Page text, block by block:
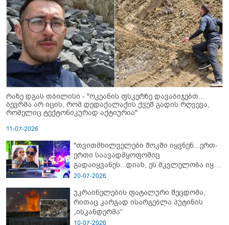
რაზე დგას თბილისი - "ოკეანის ფსკერზე დავაბიჯებთ...
ბევრმა არ იცის, რომ დედაქალაქის ქვეშ გადის რღვევა,
რომელიც ტექტონიკურად აქტიურია"
11-07-2026
"თვითმხილველები შოკში იყვნენ...ერთ-
ერთი საავადმყოფოშიც
გადაიყვანეს...დიახ, ეს მკვლელობა იყო"
- გორში დატრიალებული ტრაგედიის
20-07-2026
უკრაინელების ფატალური შეცდომა,
რითაც კარგად ისარგებლა პუტინის
„ისკანდერმა“
10-07-2026